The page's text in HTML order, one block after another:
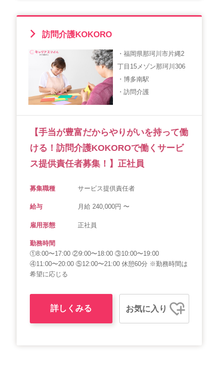
WEB勤怠
会社概要 個人情報保護方針
お知らせ 採用担当者様へ
訪問介護KOKORO
・福岡県那珂川市片縄2
丁目15メゾン那珂川306
・博多南駅
・訪問介護
【手当が豊富だからやりがいを持って働
ける！訪問介護KOKOROで働くサービ
ス提供責任者募集！】正社員
募集職種 サービス提供責任者
給与 月給 240,000円 〜
雇用形態 正社員
勤務時間
①8:00〜17:00 ②9:00〜18:00 ③10:00〜19:00
④11:00〜20:00 ⑤12:00〜21:00 休憩60分 ※勤務時間は
希望に応じる
詳しくみる お気に入り